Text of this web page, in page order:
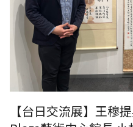
【台日交流展】王穆